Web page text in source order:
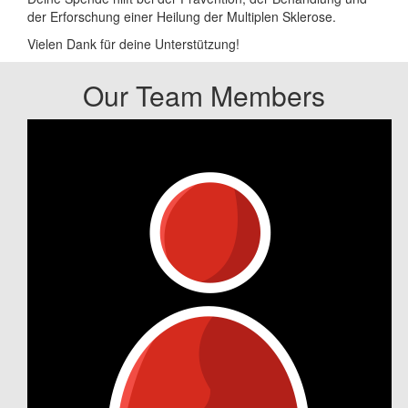
der Erforschung einer Heilung der Multiplen Sklerose.
Vielen Dank für deine Unterstützung!
Our Team Members